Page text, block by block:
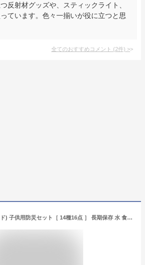
反射材グッズや、スティックライト、
ています。色々一揃いが役に立つと思
全てのおすすめコメント (2件) >
岸田産業 (クラシド) 子供用防災セット［ 14種16点 ］ 長期保存 水 食品 お菓子 パン 8-502N